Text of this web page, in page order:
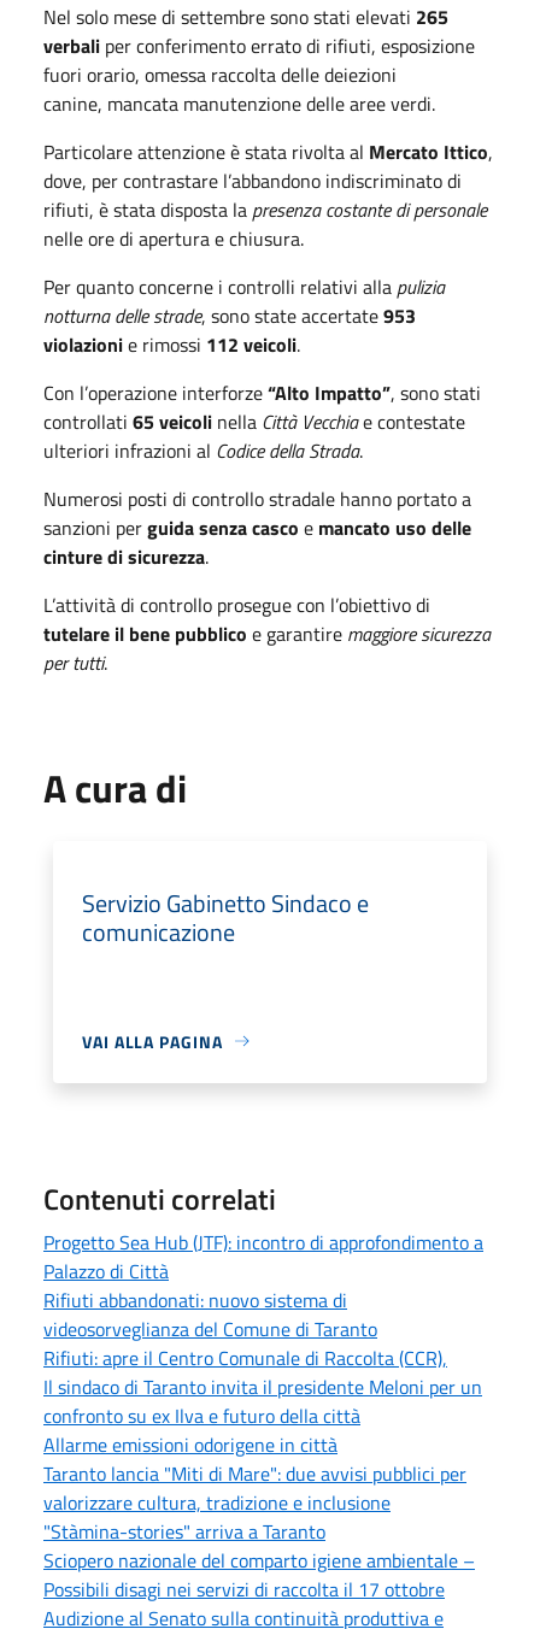
Nel solo mese di settembre sono stati elevati 265
verbali per conferimento errato di rifiuti, esposizione
fuori orario, omessa raccolta delle deiezioni
canine, mancata manutenzione delle aree verdi.
Particolare attenzione è stata rivolta al Mercato Ittico,
dove, per contrastare l’abbandono indiscriminato di
rifiuti, è stata disposta la presenza costante di personale
nelle ore di apertura e chiusura.
Per quanto concerne i controlli relativi alla pulizia
notturna delle strade, sono state accertate953
violazionie rimossi 112 veicoli.
Con l’operazione interforze“Alto Impatto”, sono stati
controllati 65 veicoli nella Città Vecchiae contestate
ulteriori infrazioni al Codice della Strada.
Numerosi posti di controllo stradale hanno portato a
sanzioni perguida senza casco e mancato uso delle
cinture di sicurezza.
L’attività di controllo prosegue con l’obiettivo di
tutelare il bene pubblico e garantire maggiore sicurezza
per tutti.
A cura di
Servizio Gabinetto Sindaco e
comunicazione
VAI ALLA PAGINA
Contenuti correlati
Progetto Sea Hub (JTF): incontro di approfondimento a
Palazzo di Città
Rifiuti abbandonati: nuovo sistema di
videosorveglianza del Comune di Taranto
Rifiuti: apre il Centro Comunale di Raccolta (CCR),
Il sindaco di Taranto invita il presidente Meloni per un
confronto su ex Ilva e futuro della città
Allarme emissioni odorigene in città
Taranto lancia "Miti di Mare": due avvisi pubblici per
valorizzare cultura, tradizione e inclusione
"Stàmina-stories" arriva a Taranto
Sciopero nazionale del comparto igiene ambientale –
Possibili disagi nei servizi di raccolta il 17 ottobre
Audizione al Senato sulla continuità produttiva e